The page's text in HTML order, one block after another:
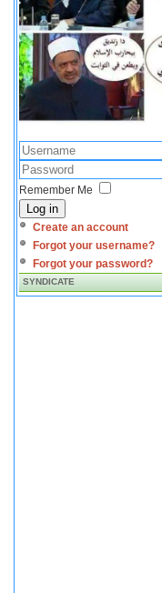
Remember Me
Log in
Create an account
Forgot your username?
Forgot your password?
SYNDICATE